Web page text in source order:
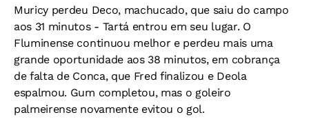
Muricy perdeu Deco, machucado, que saiu do campo
aos 31 minutos - Tartá entrou em seu lugar. O
Fluminense continuou melhor e perdeu mais uma
grande oportunidade aos 38 minutos, em cobrança
de falta de Conca, que Fred finalizou e Deola
espalmou. Gum completou, mas o goleiro
palmeirense novamente evitou o gol.